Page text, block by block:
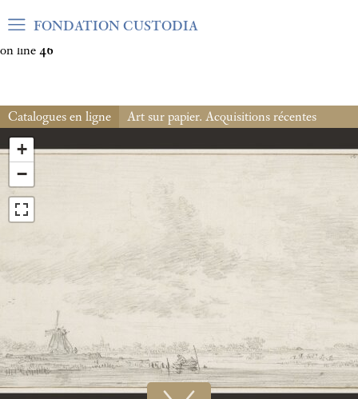
Warning: Undefined array key "var_mode" in
on line 46
FONDATION CUSTODIA
Catalogues en ligne Art sur papier. Acquisitions récentes
+
−